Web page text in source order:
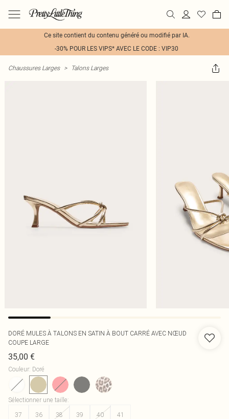
Ce site contient du contenu généré ou modifié par IA.
-30% POUR LES VIPS* AVEC LE CODE : VIP30
Chaussures Larges > Talons Larges
DORÉ MULES À TALONS EN SATIN À BOUT CARRÉ AVEC NŒUD
COUPE LARGE
35,00 €
Couleur: Doré
Sélectionner une taille:
37
36 38 39 40 41